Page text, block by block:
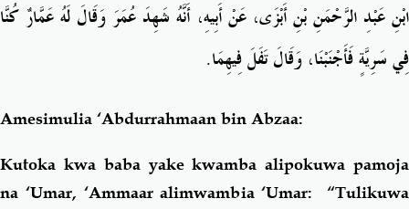
ابْنِ عَبْدِ الرَّحْمَنِ بْنِ أَبْزَى، عَنْ أَبِيهِ، أَنَّهُ شَهِدَ عُمَرَ وَقَالَ لَهُ عَمَّارٌ كُنَّا
فِي سَرِيَّةٍ فَأَجْنَبْنَا، وَقَالَ تَفَلَ فِيهِمَا‏.‏
Amesimulia ‘Abdurrahmaan bin Abzaa:
Kutoka kwa baba yake kwamba alipokuwa pamoja
na ‘Umar, ‘Ammaar alimwambia ‘Umar: “Tulikuwa